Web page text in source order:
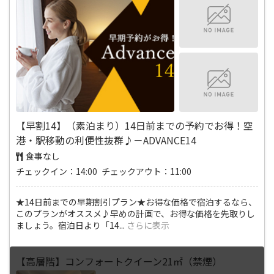
【早割14】（素泊まり）14日前までの予約でお得！空
港・駅移動の利便性抜群♪－ADVANCE14
食事なし
チェックイン：14:00 チェックアウト：11:00
★14日前までの早期割引プラン★お得な価格で宿泊するなら、
このプランがオススメ♪早めの計画で、お得な価格を先取りし
ましょう。宿泊日より「14... さらに表示
【高層階】コンフォートクイーン21㎡（禁煙）